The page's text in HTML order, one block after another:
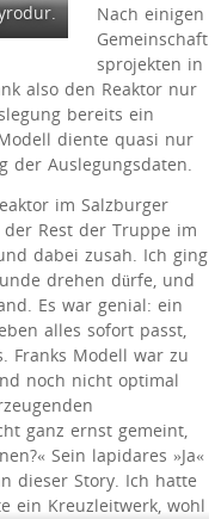
Nach einigen
Gemeinschaft
sprojekten in
also den Reaktor nur
bereits ein
diente quasi nur
Auslegungsdaten.
im Salzburger
der Rest der Truppe im
dabei zusah. Ich ging
drehen dürfe, und
Es war genial: ein
alles sofort passt,
Franks Modell war zu
noch nicht optimal
ganz ernst gemeint,
Sein lapidares »Ja«
dieser Story. Ich hatte
ein Kreuzleitwerk, wohl